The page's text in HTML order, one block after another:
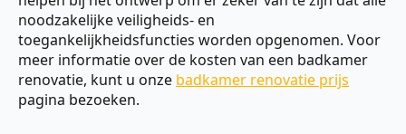
noodzakelijke veiligheids- en
toegankelijkheidsfuncties worden opgenomen. Voor
meer informatie over de kosten van een badkamer
renovatie, kunt u onze badkamer renovatie prijs
pagina bezoeken.